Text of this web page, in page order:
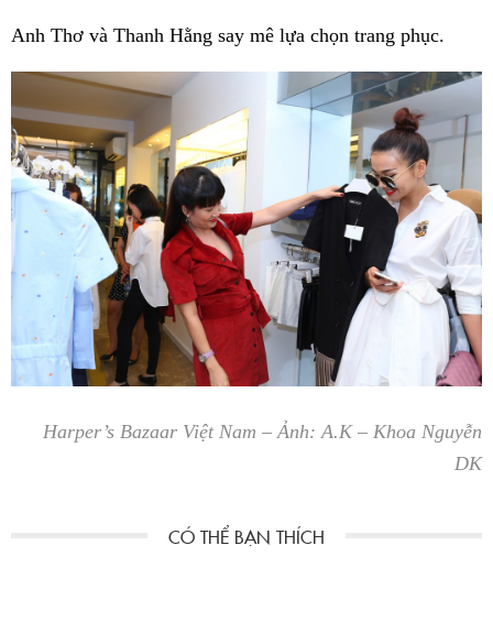
Anh Thơ và Thanh Hằng say mê lựa chọn trang phục.
Harper’s Bazaar Việt Nam – Ảnh: A.K – Khoa Nguyễn
DK